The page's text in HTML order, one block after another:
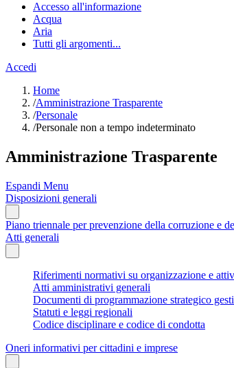
Accesso all'informazione
Acqua
Aria
Tutti gli argomenti...
Accedi
Home
/Amministrazione Trasparente
/Personale
/Personale non a tempo indeterminato
Amministrazione Trasparente
Espandi Menu
Disposizioni generali
Piano triennale per prevenzione della corruzione e
Atti generali
Riferimenti normativi su organizzazione e
Atti amministrativi generali
Documenti di programmazione strategico
Statuti e leggi regionali
Codice disciplinare e codice di condotta
Oneri informativi per cittadini e imprese